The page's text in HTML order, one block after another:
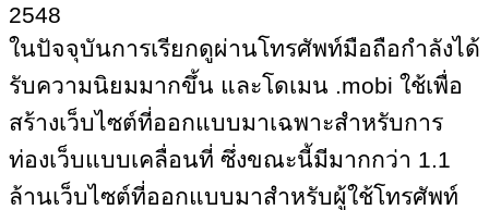
2548
ในปัจจุบันการเรียกดูผ่านโทรศัพท์มือถือกำลังได้
รับความนิยมมากขึ้น และโดเมน .mobi ใช้เพื่อ
สร้างเว็บไซต์ที่ออกแบบมาเฉพาะสำหรับการ
ท่องเว็บแบบเคลื่อนที่ ซึ่งขณะนี้มีมากกว่า 1.1
ล้านเว็บไซต์ที่ออกแบบมาสำหรับผู้ใช้โทรศัพท์